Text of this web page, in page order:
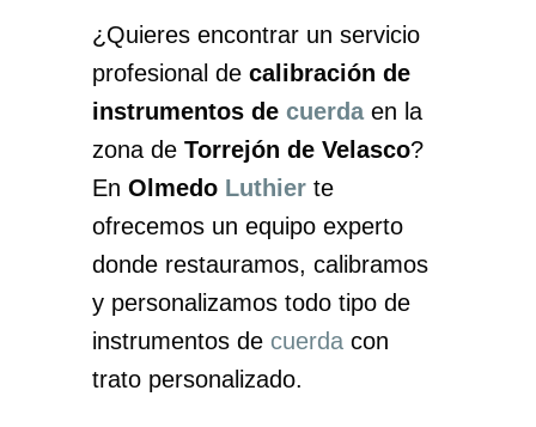
¿Quieres encontrar un servicio
profesional de calibración de
instrumentos de cuerdaen la
zona de Torrejón de Velasco?
En Olmedo Luthierte
ofrecemos un equipo experto
donde restauramos, calibramos
y personalizamos todo tipo de
instrumentos de cuerdacon
trato personalizado.